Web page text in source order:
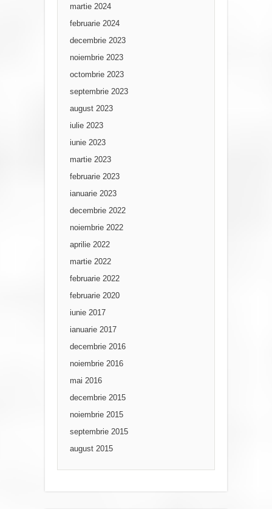
martie 2024
februarie 2024
decembrie 2023
noiembrie 2023
octombrie 2023
septembrie 2023
august 2023
iulie 2023
iunie 2023
martie 2023
februarie 2023
ianuarie 2023
decembrie 2022
noiembrie 2022
aprilie 2022
martie 2022
februarie 2022
februarie 2020
iunie 2017
ianuarie 2017
decembrie 2016
noiembrie 2016
mai 2016
decembrie 2015
noiembrie 2015
septembrie 2015
august 2015